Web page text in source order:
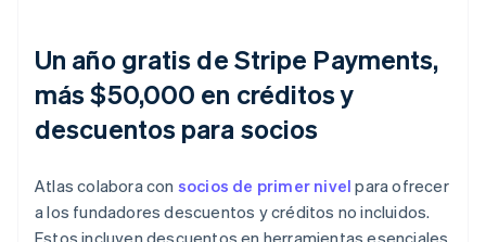
Un año gratis de Stripe Payments,
más $50,000 en créditos y
descuentos para socios
Atlas colabora con socios de primer nivel para ofrecer
a los fundadores descuentos y créditos no incluidos.